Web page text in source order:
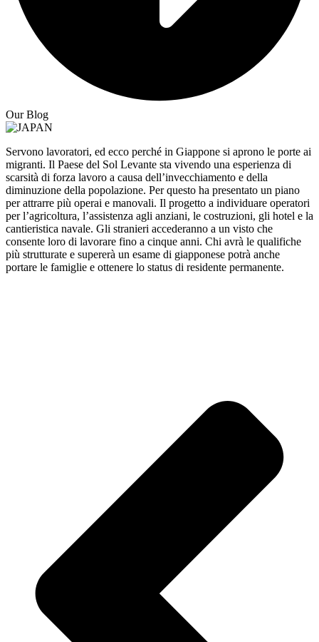
Our Blog
Servono lavoratori, ed ecco perché in Giappone si aprono le porte ai
migranti. Il Paese del Sol Levante sta vivendo una esperienza di
scarsità di forza lavoro a causa dell’invecchiamento e della
diminuzione della popolazione. Per questo ha presentato un piano
per attrarre più operai e manovali. Il progetto a individuare operatori
per l’agricoltura, l’assistenza agli anziani, le costruzioni, gli hotel e la
cantieristica navale. Gli stranieri accederanno a un visto che
consente loro di lavorare fino a cinque anni. Chi avrà le qualifiche
più strutturate e supererà un esame di giapponese potrà anche
portare le famiglie e ottenere lo status di residente permanente.